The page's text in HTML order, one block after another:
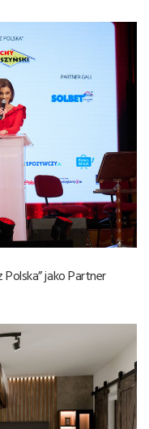
Polska” jako Partner